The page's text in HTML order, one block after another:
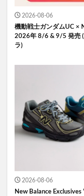
2026-08-06
機動戦士ガンダムUC ×
2026年 8/6 & 9/5 発売
ラ)
2026-08-06
New Balance